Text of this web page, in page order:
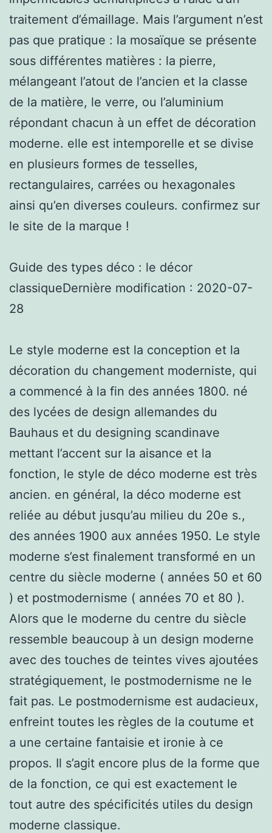
traitement d’émaillage. Mais l’argument n’est
pas que pratique : la mosaïque se présente
sous différentes matières : la pierre,
mélangeant l’atout de l’ancien et la classe
de la matière, le verre, ou l’aluminium
répondant chacun à un effet de décoration
moderne. elle est intemporelle et se divise
en plusieurs formes de tesselles,
rectangulaires, carrées ou hexagonales
ainsi qu’en diverses couleurs. confirmez sur
le site de la marque !
Guide des types déco : le décor
classiqueDernière modification : 2020-07-
28
Le style moderne est la conception et la
décoration du changement moderniste, qui
a commencé à la fin des années 1800. né
des lycées de design allemandes du
Bauhaus et du designing scandinave
mettant l’accent sur la aisance et la
fonction, le style de déco moderne est très
ancien. en général, la déco moderne est
reliée au début jusqu’au milieu du 20e s.,
des années 1900 aux années 1950. Le style
moderne s’est finalement transformé en un
centre du siècle moderne ( années 50 et 60
) et postmodernisme ( années 70 et 80 ).
Alors que le moderne du centre du siècle
ressemble beaucoup à un design moderne
avec des touches de teintes vives ajoutées
stratégiquement, le postmodernisme ne le
fait pas. Le postmodernisme est audacieux,
enfreint toutes les règles de la coutume et
a une certaine fantaisie et ironie à ce
propos. Il s’agit encore plus de la forme que
de la fonction, ce qui est exactement le
tout autre des spécificités utiles du design
moderne classique.